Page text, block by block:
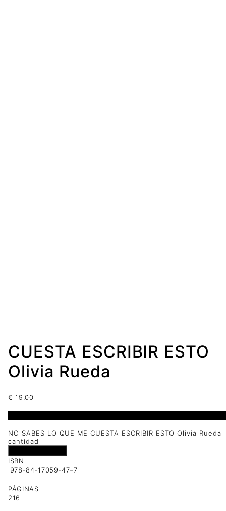
CUESTA ESCRIBIR ESTO
Olivia Rueda
€ 19.00
NO SABES LO QUE ME CUESTA ESCRIBIR ESTO Olivia Rueda
cantidad
ISBN
978-84-17059-47–7
PÁGINAS
216